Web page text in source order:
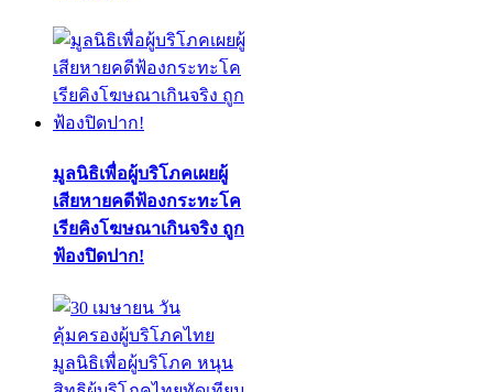
มูลนิธิเพื่อผู้บริโภคเผยผู้
เสียหายคดีฟ้องกระทะโค
เรียคิงโฆษณาเกินจริง ถูก
ฟ้องปิดปาก!